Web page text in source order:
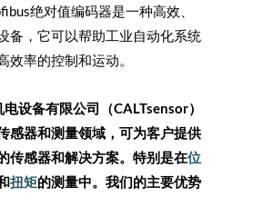
绝对值编码器是一种高效、
备，它可以帮助工业自动化系统
效率的控制和运动。
设备有限公司（CALTsensor）
感器和测量领域，可为客户提供
传感器和解决方案。特别是在位
扭矩的测量中。我们的主要优势